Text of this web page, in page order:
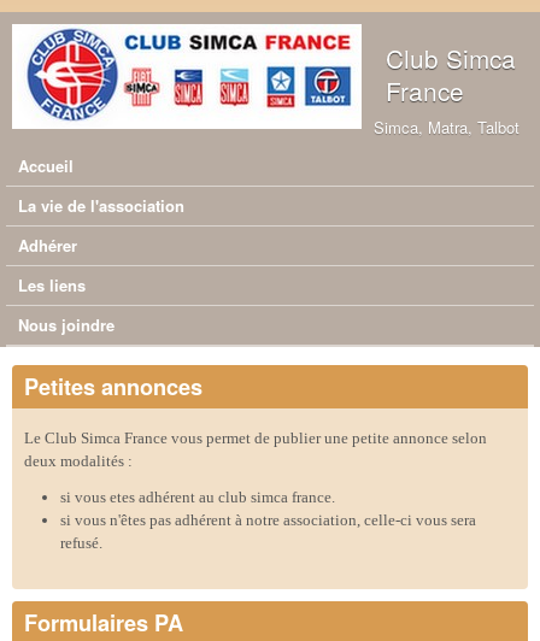
Aller au contenu principal
Club Simca
France
Simca, Matra, Talbot
Menu principal
Accueil
La vie de l'association
Adhérer
Les liens
Nous joindre
Petites annonces
Le Club Simca France vous permet de publier une petite annonce selon
deux modalités :
si vous etes adhérent au club simca france.
si vous n'êtes pas adhérent à notre association, celle-ci vous sera
refusé.
Formulaires PA